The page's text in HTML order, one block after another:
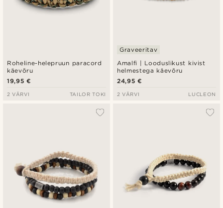
Roheline-helepruun paracord
käevõru
19,95 €
2 VÄRVI TAILOR TOKI
Amalfi | Looduslikust kivist
helmestega käevõru
Graveeritav
24,95 €
2 VÄRVI LUCLEON